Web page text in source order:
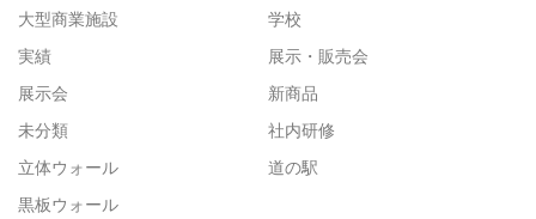
大型商業施設
学校
実績
展示・販売会
展示会
新商品
未分類
社内研修
立体ウォール
道の駅
黒板ウォール